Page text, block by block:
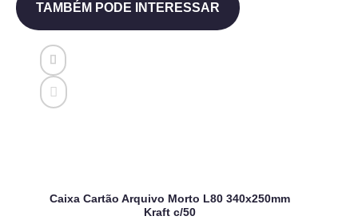
TAMBÉM PODE INTERESSAR
Caixa Cartão Arquivo Morto L80 340x250mm
Kraft c/50